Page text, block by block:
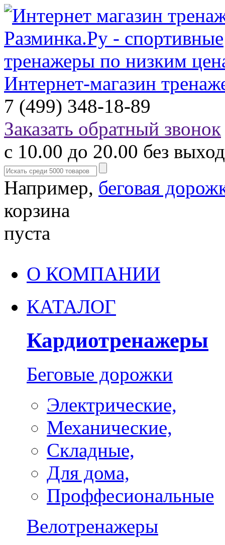
Интернет-магазин
7 (499) 348-18-89
Заказать обратный звонок
с 10.00 до 20.00 без
Например, беговая
корзина
пуста
О КОМПАНИИ
КАТАЛОГ
Кардиотренажеры
Беговые дорожки
Электрические,
Механические,
Складные,
Для дома,
Проффесиональные
Велотренажеры